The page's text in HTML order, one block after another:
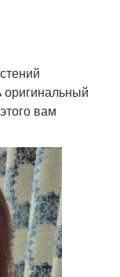
оригинальный
вам